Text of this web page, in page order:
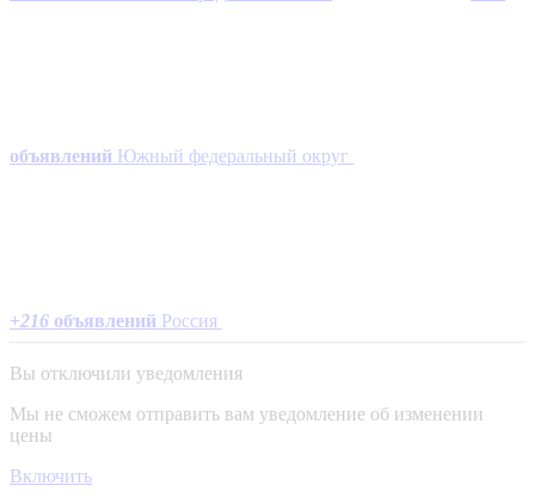
объявлений Южный федеральный округ
+216 объявлений Россия
Вы отключили уведомления
Мы не сможем отправить вам уведомление об изменении
цены
Включить